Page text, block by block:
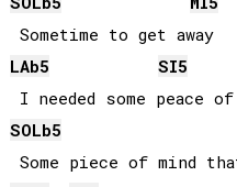
Sometime to get away
LAb5 SI5
SOLb5